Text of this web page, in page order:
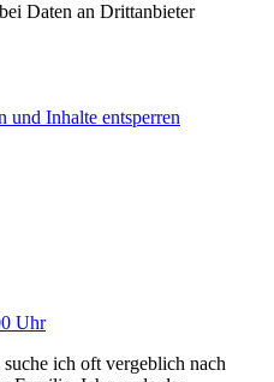
Daten an Drittanbieter
und Inhalte entsperren
Uhr
ich oft vergeblich nach